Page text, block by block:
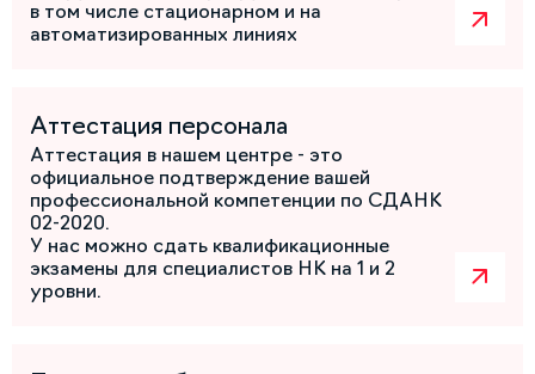
в том числе стационарном и на
автоматизированных линиях
Аттестация персонала
Аттестация в нашем центре - это
официальное подтверждение вашей
профессиональной компетенции по СДАНК
02-2020.
У нас можно сдать квалификационные
экзамены для специалистов НК на 1 и 2
уровни.